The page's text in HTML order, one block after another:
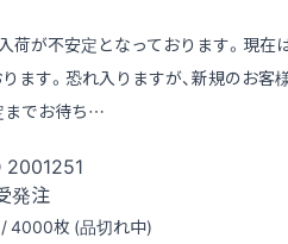
荷が不安定となっております。現在
ます。恐れ入りますが、新規のお客
までお待ち…
2001251
発注
/ 4000枚 (品切れ中)